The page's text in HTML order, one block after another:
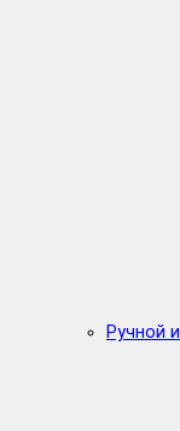
Ручной